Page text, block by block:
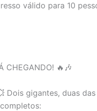
válido para 10
CHEGANDO! 🔥🎶
Dois gigantes, duas